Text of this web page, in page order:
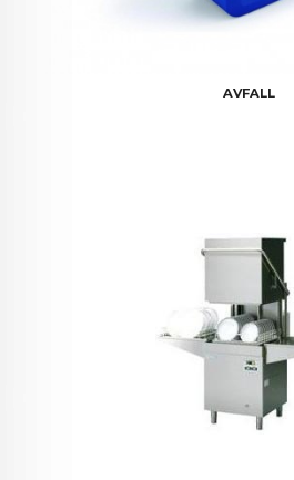
AVFALL